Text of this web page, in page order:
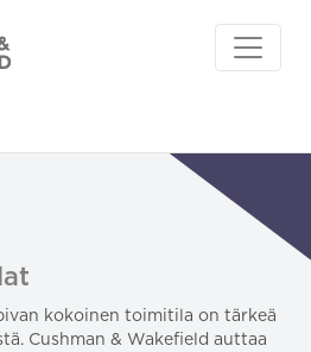
kokoinen toimitila on tärkeä
Cushman & Wakefield auttaa